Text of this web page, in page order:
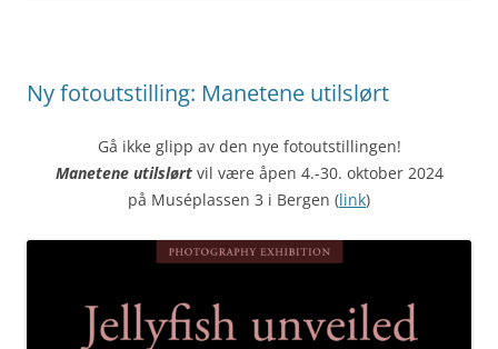
Ny fotoutstilling: Manetene utilslørt
Gå ikke glipp av den nye fotoutstillingen!
Maneteneutilslørt vil være åpen 4.-30. oktober 2024
på Muséplassen 3 i Bergen (link)